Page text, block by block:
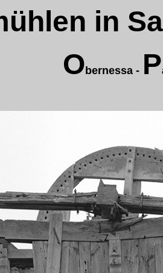
in
O bernessa - P